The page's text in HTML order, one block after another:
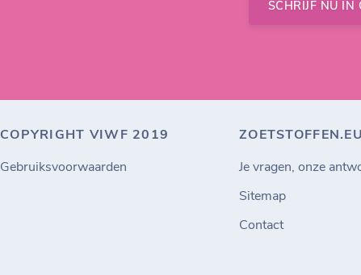
SCHRIJF NU IN
COPYRIGHT VIWF 2019
Gebruiksvoorwaarden
ZOETSTOFFEN.EU
Je vragen, onze
Sitemap
Contact